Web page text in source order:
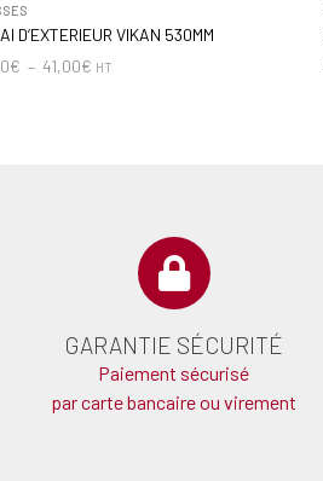
D’EXTERIEUR VIKAN 530MM
€ – 41,00€ HT
GARANTIE SÉCURITÉ
Paiement sécurisé
par carte bancaire ou virement